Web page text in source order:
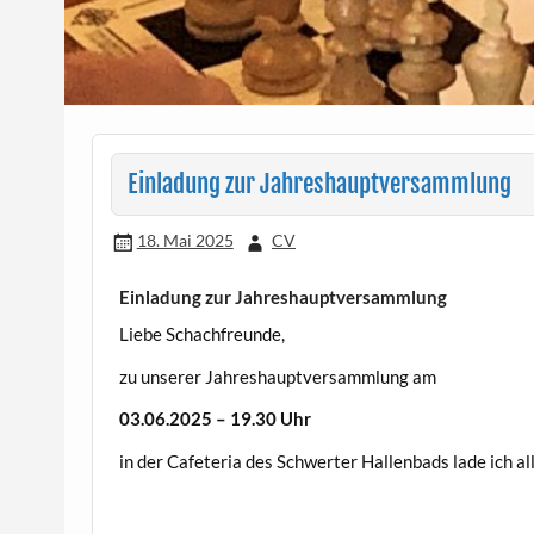
Einladung zur Jahreshauptversammlung
18. Mai 2025 CV
Einladung zur Jahreshauptversammlung
Liebe Schachfreunde,
zu unserer Jahreshauptversammlung am
03.06.2025 – 19.30 Uhr
in der Cafeteria des Schwerter Hallenbads lade ich